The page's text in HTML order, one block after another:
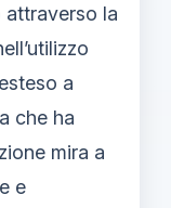
attraverso la
a
che ha
mira a
e